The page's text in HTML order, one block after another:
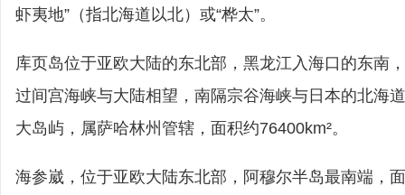
虾夷地”（指北海道以北）或“桦太”。
库页岛位于亚欧大陆的东北部，黑龙江入海口的东南
过间宫海峡与大陆相望，南隔宗谷海峡与日本的北海
大岛屿，属萨哈林州管辖，面积约76400km²。
海参崴，位于亚欧大陆东北部，阿穆尔半岛最南端，